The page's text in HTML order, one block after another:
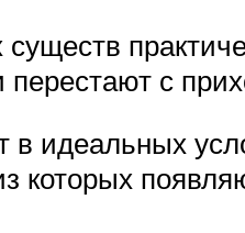
с
в идеальных
которых